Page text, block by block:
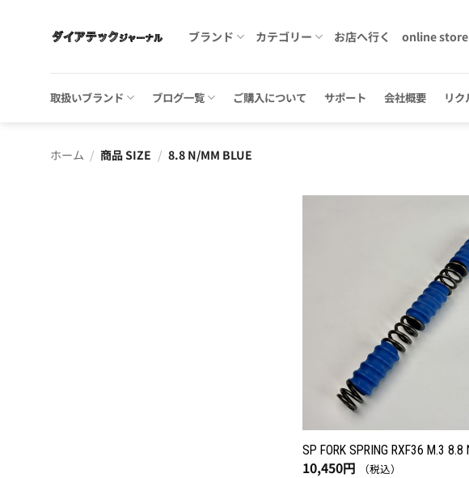
ブランド カテゴリー お店へ行く online store
取扱いブランド ブログ一覧 ご購入について サポート 会社概要 リク
ホーム / 商品 SIZE / 8.8 N/MM BLUE
SP FORK SPRING RXF36 M.3 8.8
10,450円 （税込）